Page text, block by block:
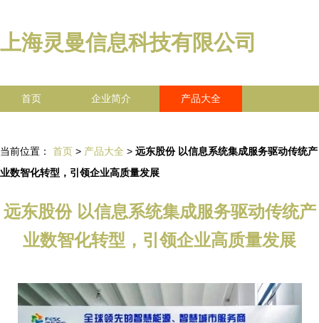
上海灵曼信息科技有限公司
首页 企业简介 产品大全
当前位置： 首页 > 产品大全 > 远东股份 以信息系统集成服务驱动传统产
业数智化转型，引领企业高质量发展
远东股份 以信息系统集成服务驱动传统产
业数智化转型，引领企业高质量发展